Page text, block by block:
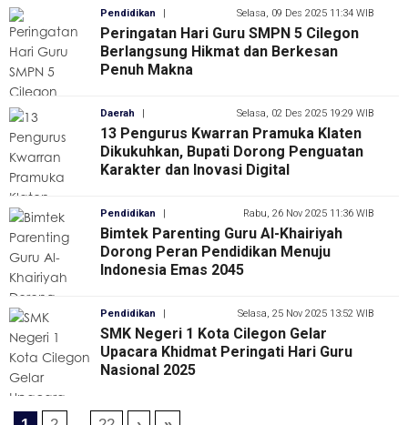
Pendidikan | Selasa, 09 Des 2025 11:34 WIB
Peringatan Hari Guru SMPN 5 Cilegon
Berlangsung Hikmat dan Berkesan
Penuh Makna
Daerah | Selasa, 02 Des 2025 19:29 WIB
13 Pengurus Kwarran Pramuka Klaten
Dikukuhkan, Bupati Dorong Penguatan
Karakter dan Inovasi Digital
Pendidikan | Rabu, 26 Nov 2025 11:36 WIB
Bimtek Parenting Guru Al-Khairiyah
Dorong Peran Pendidikan Menuju
Indonesia Emas 2045
Pendidikan | Selasa, 25 Nov 2025 13:52 WIB
SMK Negeri 1 Kota Cilegon Gelar
Upacara Khidmat Peringati Hari Guru
Nasional 2025